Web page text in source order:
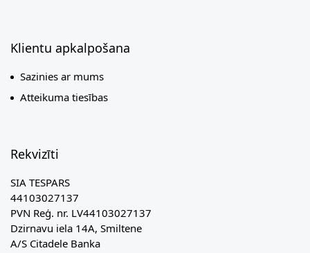
Klientu apkalpošana
Sazinies ar mums
Atteikuma tiesības
Rekvizīti
SIA TESPARS
44103027137
PVN Reģ. nr. LV44103027137
Dzirnavu iela 14A, Smiltene
A/S Citadele Banka